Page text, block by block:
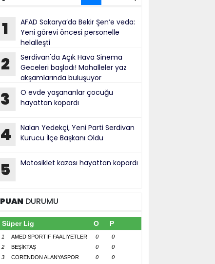
1
AFAD Sakarya’da Bekir Şen’e veda:
Yeni görevi öncesi personelle
helalleşti
2
Serdivan'da Açık Hava Sinema
Geceleri başladı! Mahalleler yaz
akşamlarında buluşuyor
3
O evde yaşananlar çocuğu
hayattan kopardı
4
Nalan Yedekçi, Yeni Parti Serdivan
Kurucu İlçe Başkanı Oldu
5 Motosiklet kazası hayattan kopardı
PUAN DURUMU
Süper Lig O P
1 AMED SPORTİF FAALİYETLER 0
0
2
BEŞİKTAŞ 0
0
3
CORENDON ALANYASPOR 0
0